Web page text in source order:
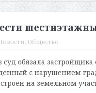
, Общество
обязала
с нарушением
на земельном